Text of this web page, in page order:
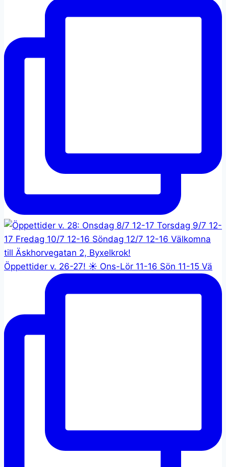
Öppettider v. 26-27! ☀️ Ons-Lör 11-16 Sön 11-15 Vä